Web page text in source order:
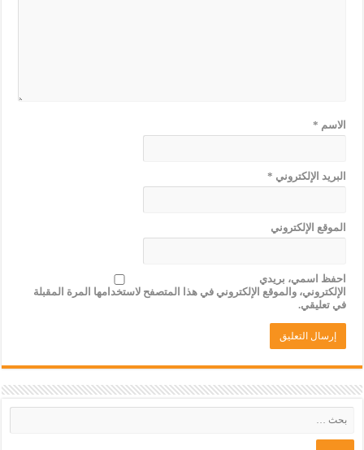
الاسم *
البريد الإلكتروني *
الموقع الإلكتروني
احفظ اسمي، بريدي
الإلكتروني، والموقع الإلكتروني في هذا المتصفح لاستخدامها المرة المقبلة
في تعليقي.